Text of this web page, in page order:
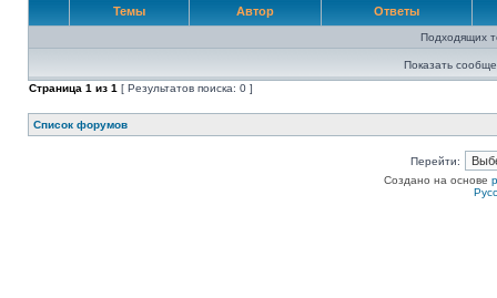
Темы Автор Ответы
Подходящих
Показать
Страница 1 из 1 [ Результатов поиска: 0 ]
Список форумов
Перейти:
Создано на основе